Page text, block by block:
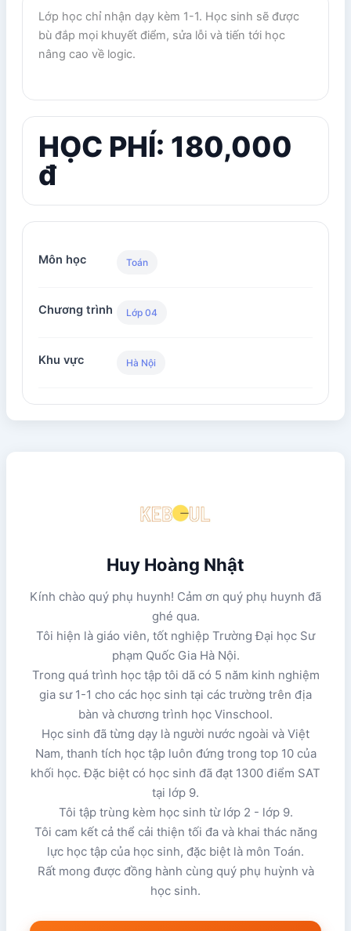
Lớp học chỉ nhận dạy kèm 1-1. Học sinh sẽ được
bù đắp mọi khuyết điểm, sửa lỗi và tiến tới học
nâng cao về logic.
HỌC PHÍ: 180,000
đ
Môn học Toán
Chương trình Lớp 04
Khu vực Hà Nội
Huy Hoàng Nhật
Kính chào quý phụ huynh! Cảm ơn quý phụ huynh đã
ghé qua.
Tôi hiện là giáo viên, tốt nghiệp Trường Đại học Sư
phạm Quốc Gia Hà Nội.
Trong quá trình học tập tôi dã có 5 năm kinh nghiệm
gia sư 1-1 cho các học sinh tại các trường trên địa
bàn và chương trình học Vinschool.
Học sinh đã từng dạy là người nước ngoài và Việt
Nam, thanh tích học tập luôn đứng trong top 10 của
khối học. Đặc biệt có học sinh đã đạt 1300 điểm SAT
tại lớp 9.
Tôi tập trùng kèm học sinh từ lớp 2 - lớp 9.
Tôi cam kết cả thể cải thiện tối đa và khai thác năng
lực học tập của học sinh, đặc biệt là môn Toán.
Rất mong được đồng hành cùng quý phụ huỳnh và
học sinh.